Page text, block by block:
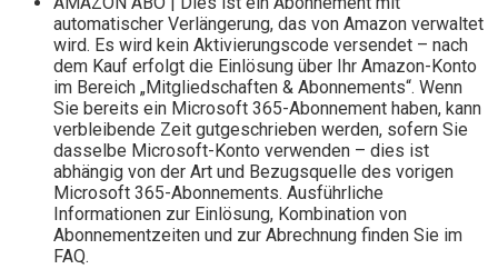
automatischer Verlängerung, das von Amazon verwaltet
wird. Es wird kein Aktivierungscode versendet – nach
dem Kauf erfolgt die Einlösung über Ihr Amazon-Konto
im Bereich „Mitgliedschaften & Abonnements“. Wenn
Sie bereits ein Microsoft 365-Abonnement haben, kann
verbleibende Zeit gutgeschrieben werden, sofern Sie
dasselbe Microsoft-Konto verwenden – dies ist
abhängig von der Art und Bezugsquelle des vorigen
Microsoft 365-Abonnements. Ausführliche
Informationen zur Einlösung, Kombination von
Abonnementzeiten und zur Abrechnung finden Sie im
FAQ.